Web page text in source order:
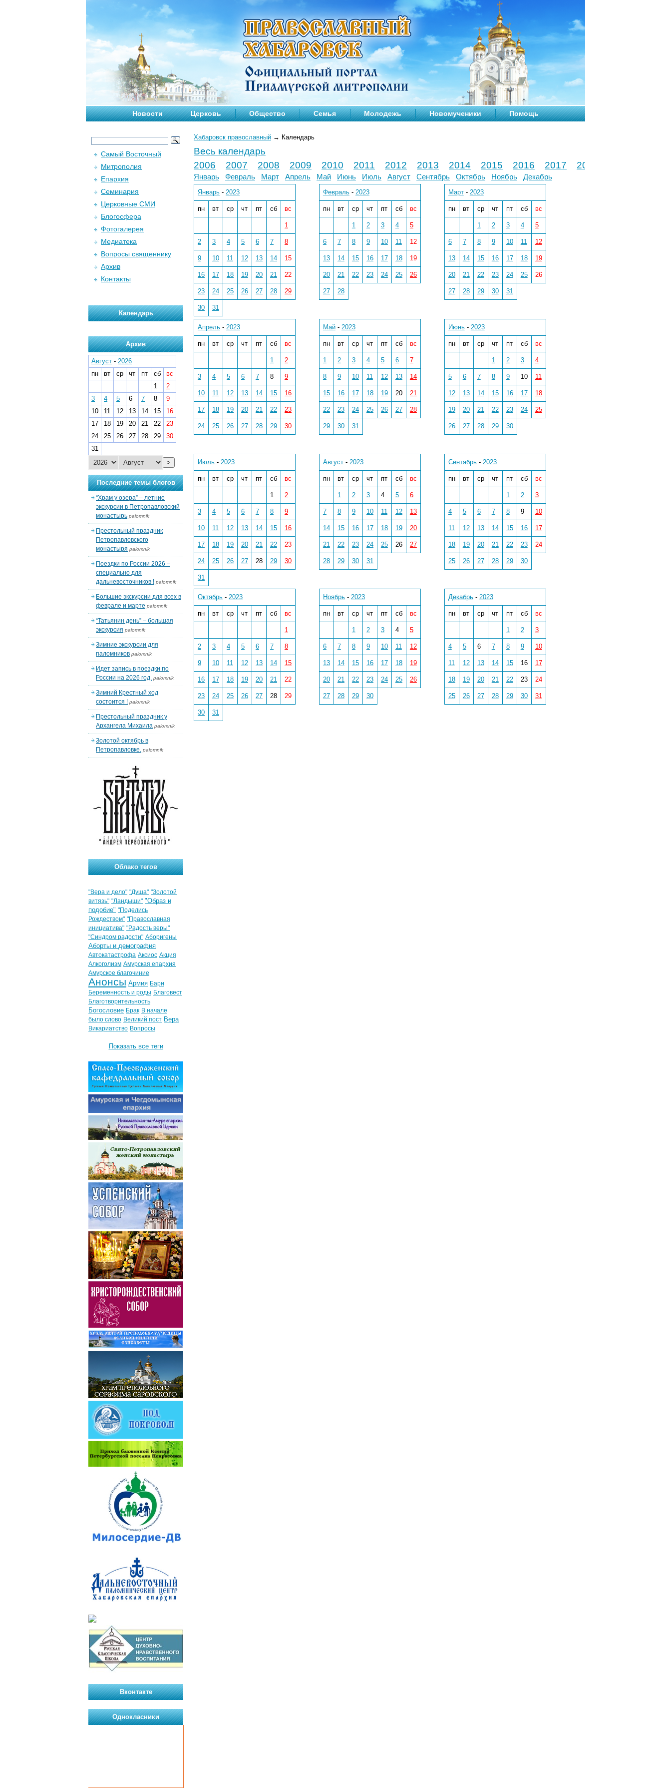
Новости Церковь Общество Семья Молодежь Новомученики Помощь
Хабаровск православный → Календарь
Весь календарь
2006
2007 2008 2009 2010 2011 2012 2013 2014 2015 2016 2017 2018
Январь Февраль Март Апрель Май Июнь Июль Август Сентябрь Октябрь Ноябрь Декабрь
Январь - 2023
пн вт ср чт пт сб вс
1
2 3 4 5 6 7 8
9 10 11 12 13 14 15
16 17 18 19 20 21 22
23 24 25 26 27 28 29
30 31
Февраль- 2023
пн вт ср чт пт сб вс
1 2 3 4 5
6 7 8 9 10 11 12
13 14 15 16 17 18 19
20 21 22 23 24 25 26
27 28
Март- 2023
пн вт ср чт пт сб вс
1 2 3 4 5
6 7 8 9 10 11 12
13 14 15 16 17 18 19
20 21 22 23 24 25 26
27 28 29 30 31
Апрель - 2023
пн вт ср чт пт сб вс
1 2
3 4 5 6 7 8 9
10 11 12 13 14 15 16
17 18 19 20 21 22 23
24 25 26 27 28 29 30
Май- 2023
пн вт ср чт пт сб вс
1 2 3 4 5 6 7
8 9 10 11 12 13 14
15 16 17 18 19 20 21
22 23 24 25 26 27 28
29 30 31
Июнь- 2023
пн вт ср чт пт сб вс
1 2 3 4
5 6 7 8 9 10 11
12 13 14 15 16 17 18
19 20 21 22 23 24 25
26 27 28 29 30
Июль - 2023
пн вт ср чт пт сб вс
1 2
3 4 5 6 7 8 9
10 11 12 13 14 15 16
17 18 19 20 21 22 23
24 25 26 27 28 29 30
31
Август- 2023
пн вт ср чт пт сб вс
1 2 3 4 5 6
7 8 9 10 11 12 13
14 15 16 17 18 19 20
21 22 23 24 25 26 27
28 29 30 31
Сентябрь- 2023
пн вт ср чт пт сб вс
1 2 3
4 5 6 7 8 9 10
11 12 13 14 15 16 17
18 19 20 21 22 23 24
25 26 27 28 29 30
Октябрь - 2023
пн вт ср чт пт сб вс
1
2 3 4 5 6 7 8
9 10 11 12 13 14 15
16 17 18 19 20 21 22
23 24 25 26 27 28 29
30 31
Ноябрь- 2023
пн вт ср чт пт сб вс
1 2 3 4 5
6 7 8 9 10 11 12
13 14 15 16 17 18 19
20 21 22 23 24 25 26
27 28 29 30
Декабрь- 2023
пн вт ср чт пт сб вс
1 2 3
4 5 6 7 8 9 10
11 12 13 14 15 16 17
18 19 20 21 22 23 24
25 26 27 28 29 30 31
Самый Восточный
Митрополия
Епархия
Семинария
Церковные СМИ
Блогосфера
Фотогалерея
Медиатека
Вопросы священнику
Архив
Контакты
Календарь
Архив
Август - 2026
пн
вт ср чт пт сб
вс
1
2
3
4 5 6 7 8
9
10
11 12 13 14 15
16
17
18 19 20 21 22
23
24
25 26 27 28 29
30
31
>
Последние темы блогов
“Храм у озера” – летние
экскурсии в Петропавловский
монастырь palomnik
Престольный праздник
Петропавловского
монастыря palomnik
Поездки по России 2026 –
специально для
дальневосточников ! palomnik
Большие экскурсии для всех в
феврале и марте palomnik
“Татьянин день” – большая
экскурсия palomnik
Зимние экскурсии для
паломников palomnik
Идет запись в поездки по
России на 2026 год. palomnik
Зимний Крестный ход
состоится ! palomnik
Престольный праздник у
Архангела Михаила palomnik
Золотой октябрь в
Петропавловке. palomnik
Облако тегов
"Вера и дело" "Душа" "Золотой
витязь" "Ландыши" "Образ и
подобие" "Поделись
Рождеством" "Православная
инициатива" "Радость веры"
"Синдром радости" Аборигены
Аборты и демография
Автокатастрофа Аксиос Акция
Алкоголизм Амурская епархия
Амурское благочиние
Анонсы Армия Бари
Беременность и роды Благовест
Благотворительность
Богословие Брак В начале
было слово Великий пост Вера
Викариатство Вопросы
Показать все теги
Вконтакте
Однокласники